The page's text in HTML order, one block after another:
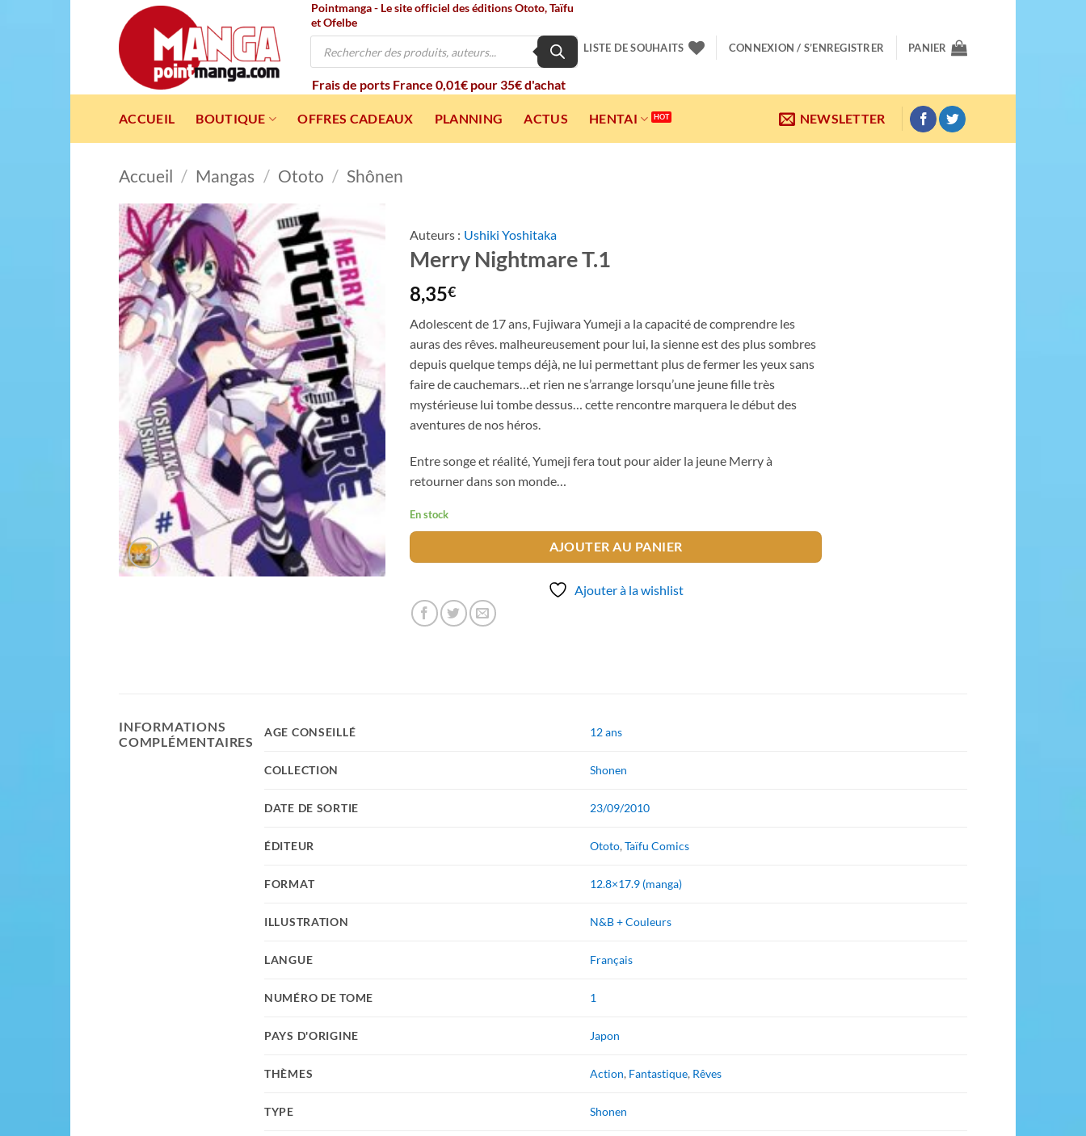
Pointmanga - Le site officiel des éditions Ototo, Taïfu
et Ofelbe
Recherche
Frais de ports France 0,01€ pour 35€ d'achat
LISTE DE SOUHAITS CONNEXION / S’ENREGISTRER PANIER
ACCUEIL BOUTIQUE OFFRES CADEAUX PLANNING ACTUS HENTAI NEWSLETTER
Accueil / Mangas / Ototo / Shônen
Ajouter
à la
wishlist
Auteurs : Ushiki Yoshitaka
Merry Nightmare T.1
8,35€
Adolescent de 17 ans, Fujiwara Yumeji a la capacité de comprendre les
auras des rêves. malheureusement pour lui, la sienne est des plus sombres
depuis quelque temps déjà, ne lui permettant plus de fermer les yeux sans
faire de cauchemars…et rien ne s’arrange lorsqu’une jeune fille très
mystérieuse lui tombe dessus… cette rencontre marquera le début des
aventures de nos héros.
Entre songe et réalité, Yumeji fera tout pour aider la jeune Merry à
retourner dans son monde…
En stock
AJOUTER AU PANIER
Ajouter à la wishlist
INFORMATIONS
COMPLÉMENTAIRES
AGE CONSEILLÉ 12 ans
COLLECTION Shonen
DATE DE SORTIE 23/09/2010
ÉDITEUR Ototo,Taïfu Comics
FORMAT 12.8×17.9 (manga)
ILLUSTRATION N&B + Couleurs
LANGUE Français
NUMÉRO DE TOME 1
PAYS D'ORIGINE Japon
THÈMES Action, Fantastique, Rêves
TYPE Shonen